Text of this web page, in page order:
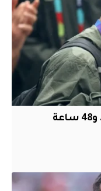
كبار تركيا يرفضون محمد صلاح.. و48 ساعة